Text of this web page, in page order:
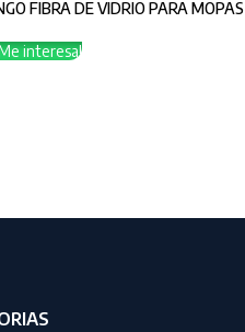
FIBRA DE VIDRIO PARA MOPAS
interesa!